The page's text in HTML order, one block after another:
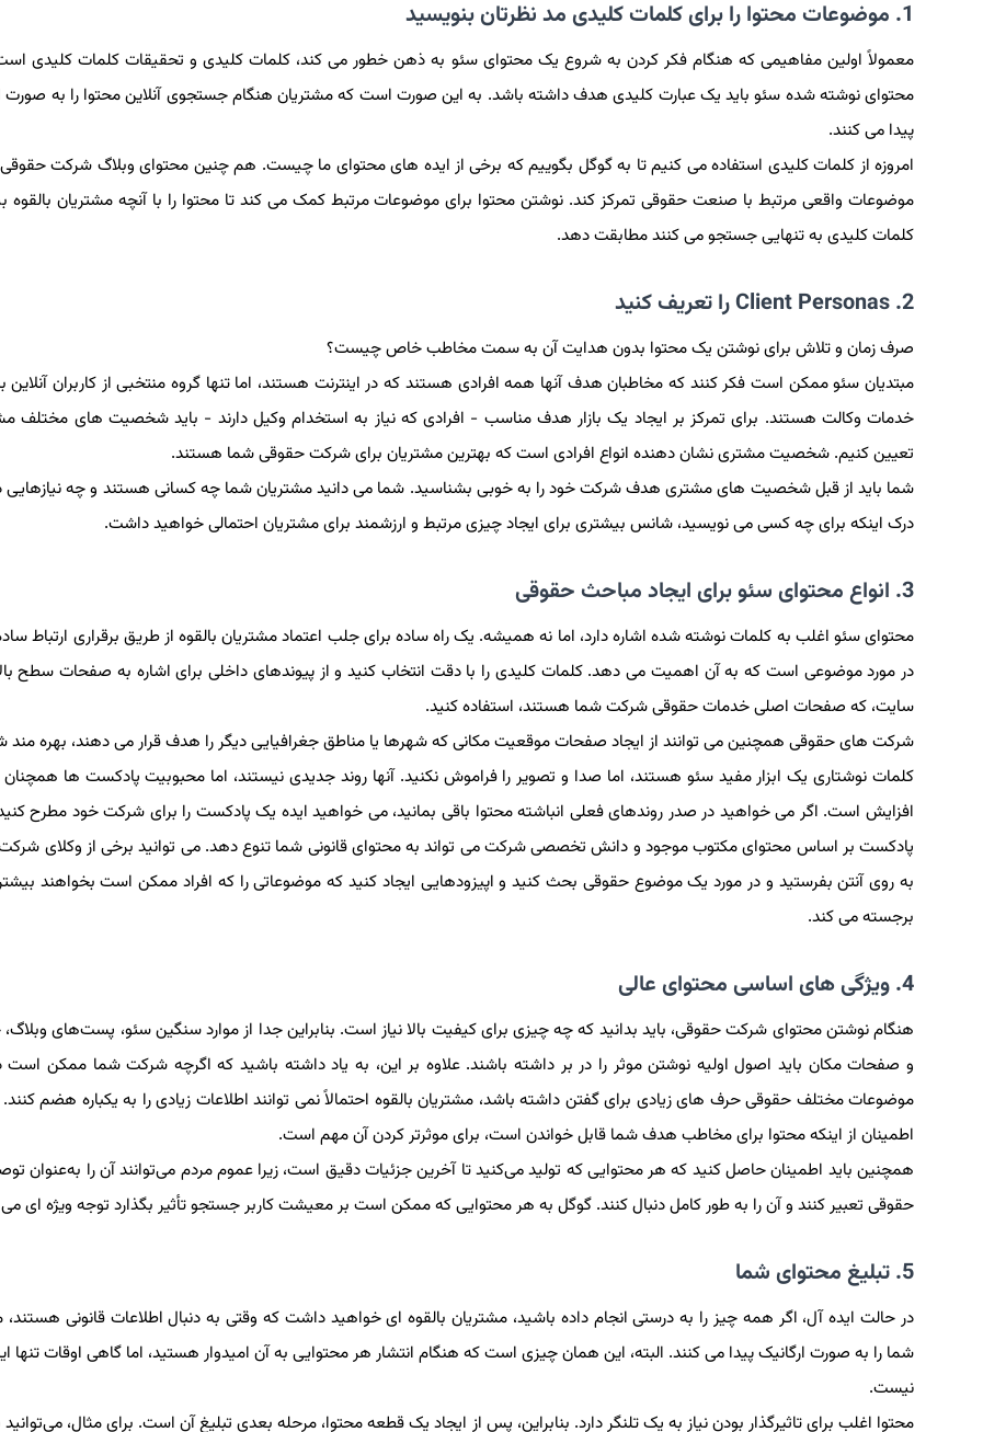
1. موضوعات محتوا را برای کلمات کلیدی مد نظرتان بنویسید
معمولاً اولین مفاهیمی که هنگام فکر کردن به شروع یک محتوای سئو به ذهن خطور می کند، کلمات کلیدی و تحقیقات کلمات کلیدی
محتوای نوشته شده سئو باید یک عبارت کلیدی هدف داشته باشد. به این صورت است که مشتریان هنگام جستجوی آنلاین محتوا را به صورت
پیدا می کنند.
امروزه از کلمات کلیدی استفاده می کنیم تا به گوگل بگوییم که برخی از ایده های محتوای ما چیست. هم چنین محتوای وبلاگ شرکت حقوقی
موضوعات واقعی مرتبط با صنعت حقوقی تمرکز کند. نوشتن محتوا برای موضوعات مرتبط کمک می کند تا محتوا را با آنچه مشتریان بالقوه
کلمات کلیدی به تنهایی جستجو می کنند مطابقت دهد.
2. Client Personas را تعریف کنید
صرف زمان و تلاش برای نوشتن یک محتوا بدون هدایت آن به سمت مخاطب خاص چیست؟
مبتدیان سئو ممکن است فکر کنند که مخاطبان هدف آنها همه افرادی هستند که در اینترنت هستند، اما تنها گروه منتخبی از کاربران آنلاین
خدمات وکالت هستند. برای تمرکز بر ایجاد یک بازار هدف مناسب - افرادی که نیاز به استخدام وکیل دارند - باید شخصیت های مختلف
تعیین کنیم. شخصیت مشتری نشان دهنده انواع افرادی است که بهترین مشتریان برای شرکت حقوقی شما هستند.
شما باید از قبل شخصیت های مشتری هدف شرکت خود را به خوبی بشناسید. شما می دانید مشتریان شما چه کسانی هستند و چه نیازهایی
درک اینکه برای چه کسی می نویسید، شانس بیشتری برای ایجاد چیزی مرتبط و ارزشمند برای مشتریان احتمالی خواهید داشت.
3. انواع محتوای سئو برای ایجاد مباحث حقوقی
محتوای سئو اغلب به کلمات نوشته شده اشاره دارد، اما نه همیشه. یک راه ساده برای جلب اعتماد مشتریان بالقوه از طریق برقراری ارتباط ساده
در مورد موضوعی است که به آن اهمیت می دهد. کلمات کلیدی را با دقت انتخاب کنید و از پیوندهای داخلی برای اشاره به صفحات سطح
سایت، که صفحات اصلی خدمات حقوقی شرکت شما هستند، استفاده کنید.
شرکت های حقوقی همچنین می توانند از ایجاد صفحات موقعیت مکانی که شهرها یا مناطق جغرافیایی دیگر را هدف قرار می دهند، بهره مند
کلمات نوشتاری یک ابزار مفید سئو هستند، اما صدا و تصویر را فراموش نکنید. آنها روند جدیدی نیستند، اما محبوبیت پادکست ها
افزایش است. اگر می خواهید در صدر روندهای فعلی انباشته محتوا باقی بمانید، می خواهید ایده یک پادکست را برای شرکت خود مطرح
پادکست بر اساس محتوای مکتوب موجود و دانش تخصصی شرکت می تواند به محتوای قانونی شما تنوع دهد. می توانید برخی از وکلای شرکت
به روی آنتن بفرستید و در مورد یک موضوع حقوقی بحث کنید و اپیزودهایی ایجاد کنید که موضوعاتی را که افراد ممکن است بخواهند بیشتر
برجسته می کند.
4. ویژگی های اساسی محتوای عالی
هنگام نوشتن محتوای شرکت حقوقی، باید بدانید که چه چیزی برای کیفیت بالا نیاز است. بنابراین جدا از موارد سنگین سئو، پست‌های
و صفحات مکان باید اصول اولیه نوشتن موثر را در بر داشته باشند. علاوه بر این، به یاد داشته باشید که اگرچه شرکت شما ممکن است
موضوعات مختلف حقوقی حرف های زیادی برای گفتن داشته باشد، مشتریان بالقوه احتمالاً نمی توانند اطلاعات زیادی را به یکباره هضم
اطمینان از اینکه محتوا برای مخاطب هدف شما قابل خواندن است، برای موثرتر کردن آن مهم است.
همچنین باید اطمینان حاصل کنید که هر محتوایی که تولید می‌کنید تا آخرین جزئیات دقیق است، زیرا عموم مردم می‌توانند آن را به‌عنوان
حقوقی تعبیر کنند و آن را به طور کامل دنبال کنند. گوگل به هر محتوایی که ممکن است بر معیشت کاربر جستجو تأثیر بگذارد توجه ویژه ای
5. تبلیغ محتوای شما
در حالت ایده آل، اگر همه چیز را به درستی انجام داده باشید، مشتریان بالقوه ای خواهید داشت که وقتی به دنبال اطلاعات قانونی
شما را به صورت ارگانیک پیدا می کنند. البته، این همان چیزی است که هنگام انتشار هر محتوایی به آن امیدوار هستید، اما گاهی اوقات تنها
نیست.
محتوا اغلب برای تاثیرگذار بودن نیاز به یک تلنگر دارد. بنابراین، پس از ایجاد یک قطعه محتوا، مرحله بعدی تبلیغ آن است. برای مثال، می‌توانید